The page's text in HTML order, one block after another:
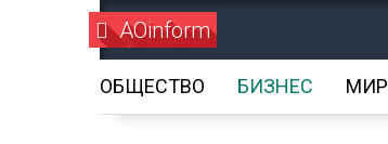
AOinform
ОБЩЕСТВО БИЗНЕС МИР